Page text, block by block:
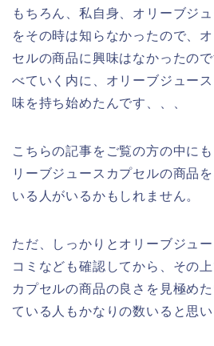
もちろん、私自身、オリーブジ
をその時は知らなかったので、
セルの商品に興味はなかったの
べていく内に、オリーブジュー
味を持ち始めたんです、、、
こちらの記事をご覧の方の中に
リーブジュースカプセルの商品
いる人がいるかもしれません。
ただ、しっかりとオリーブジュ
コミなども確認してから、その
カプセルの商品の良さを見極め
ている人もかなりの数いると思い